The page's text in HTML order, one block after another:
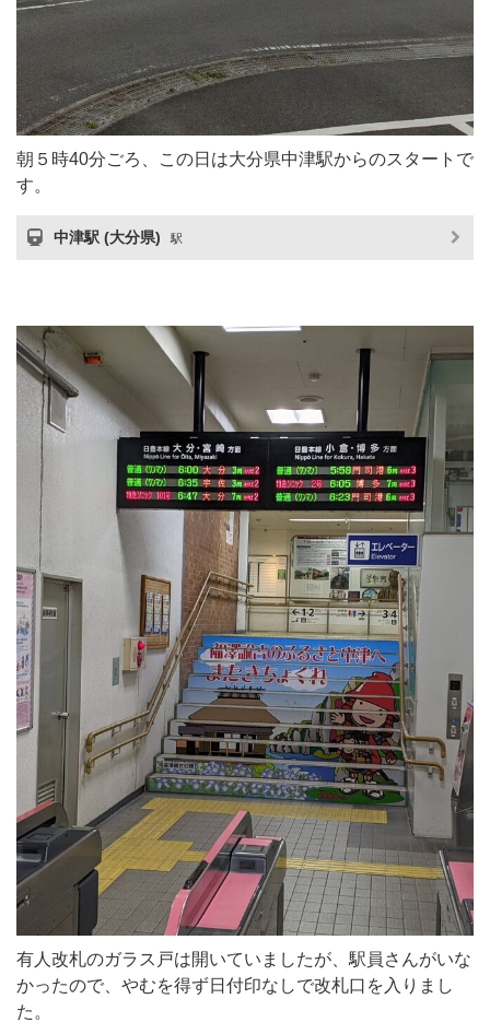
朝５時40分ごろ、この日は大分県中津駅からのスタートで
す。
中津駅 (大分県) 駅
有人改札のガラス戸は開いていましたが、駅員さんがいな
かったので、やむを得ず日付印なしで改札口を入りまし
た。